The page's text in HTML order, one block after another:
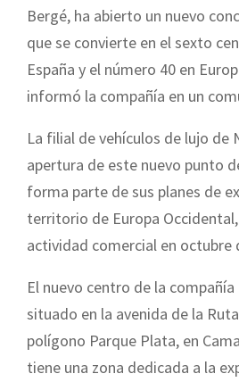
Bergé, ha abierto un nuevo
que se convierte en el sexto
España y el número 40 en
informó la compañía en un
La filial de vehículos de lujo de
apertura de este nuevo punto
forma parte de sus planes de
territorio de Europa
actividad comercial en octubre
El nuevo centro de la compañía
situado en la avenida de la
polígono Parque Plata, en
tiene una zona dedicada a la